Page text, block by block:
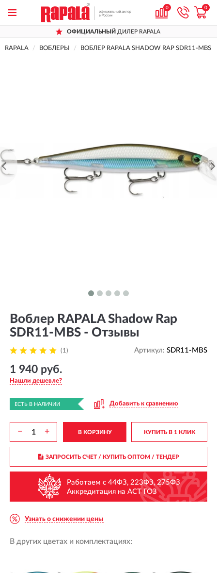
0 0
ОФИЦИАЛЬНЫЙ ДИЛЕР RAPALA
RAPALA ВОБЛЕРЫ ВОБЛЕР RAPALA SHADOW RAP SDR11-MBS
Воблер RAPALA Shadow Rap
SDR11-MBS - Отзывы
(1) Артикул: SDR11-MBS
1 940 руб.
Нашли дешевле?
ЕСТЬ В НАЛИЧИИ Добавить к сравнению
− + В КОРЗИНУ КУПИТЬ В 1 КЛИК
ЗАПРОСИТЬ СЧЕТ / КУПИТЬ ОПТОМ/ ТЕНДЕР
Работаем с 44ФЗ, 223ФЗ, 275ФЗ
Аккредитация на АСТ ГОЗ
Узнать о снижении цены
В других цветах и комплектациях: